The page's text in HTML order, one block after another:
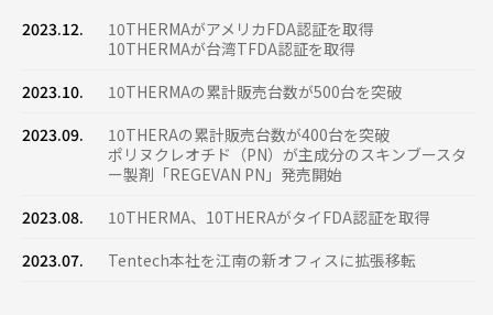
2023.12.
10THERMAがアメリカFDA認証を取得
10THERMAが台湾TFDA認証を取得
2023.10.
10THERMAの累計販売台数が500台を突破
2023.09.
10THERAの累計販売台数が400台を突破
ポリヌクレオチド（PN）が主成分のスキンブースタ
ー製剤「REGEVAN PN」発売開始
2023.08.
10THERMA、10THERAがタイFDA認証を取得
2023.07.
Tentech本社を江南の新オフィスに拡張移転